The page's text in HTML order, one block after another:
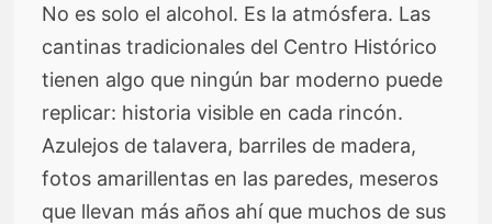
No es solo el alcohol. Es la atmósfera. Las
cantinas tradicionales del Centro Histórico
tienen algo que ningún bar moderno puede
replicar: historia visible en cada rincón.
Azulejos de talavera, barriles de madera,
fotos amarillentas en las paredes, meseros
que llevan más años ahí que muchos de sus